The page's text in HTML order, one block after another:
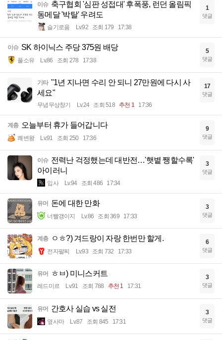
이슈 축구협회 '심판 성접대' 후폭풍, 런던 올림픽
동메달 '박탈' 우려도
슬기로움 Lv.92 조회 179 17:38
1
댓글
이슈 SK 하이닉스 주당 375원 배당
풀소유 Lv.86 조회 278 17:38
5
댓글
기타 "1년 지나면 수리 안 되니 27만원에 다시 사
세요"
무념무상창기 Lv.24 조회 518 추천 1 17:36
17
댓글
계층 오늘부터 휴가 들어갑니다
쾌변왕 Lv.91 조회 250 17:36
9
댓글
이슈 전력난 걱정했는데 대반전…'햇볕 쨍할수록'
아이러니
입사 Lv.94 조회 486 17:34
3
댓글
유머 돈에 대한 만화
너빨갱이지 Lv.86 조회 369 17:33
3
댓글
계층 ㅇㅎ?) 겨드랑이 자랑 한번만 할게.
전자팔찌 Lv.93 조회 732 17:33
6
댓글
유머 ㅎㅂ) 미니스커트
레드미르 Lv.91 조회 788 추천 1 17:31
3
댓글
유머 간호사 실습 vs 실전
옆사마 Lv.87 조회 845 17:31
3
댓글